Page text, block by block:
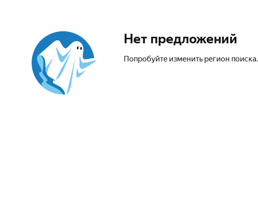
Нет предложений
Попробуйте изменить регион поиска.